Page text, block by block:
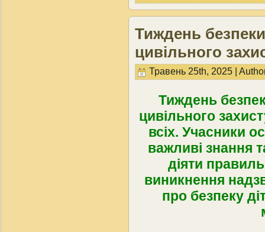
Тиждень
цивільного
Травень 25th, 2025 |
Тиждень
цивільного
всіх. Учасники
важливі знання
діяти
виникнення
про безпеку